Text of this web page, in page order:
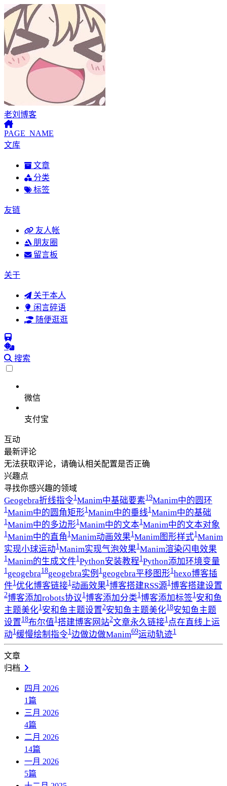
老刘博客
PAGE_NAME
文库
文章
分类
标签
友链
友人帐
朋友圈
留言板
关于
关于本人
闲言碎语
随便逛逛
搜索
微信
支付宝
互动
最新评论
无法获取评论，请确认相关配置是否正确
兴趣点
寻找你感兴趣的领域
Geogebra折线指令1Manim中基础要素19Manim中的圆环
1Manim中的圆角矩形1Manim中的垂线1Manim中的基础
1Manim中的多边形1Manim中的文本1Manim中的文本对象
1Manim中的直角 1Manim动画效果1Manim图形样式1Manim
实现小球运动1Manim实现气泡效果1Manim渲染闪电效果
1Manim的生成文件1Python安装教程1Python添加环境变量
1geogebra18geogebra实例 1geogebra平移图形1hexo博客插
件1优化博客链接1动画效果1博客搭建RSS源1博客搭建设置
2博客添加robots协议 1博客添加分类1博客添加标签1安和鱼
主题美化1安和鱼主题设置2安知鱼主题美化18安知鱼主题
设置18布尔值1搭建博客网站2文章永久链接1点在直线上运
动1缓慢绘制指令1边做边做Manim69运动轨迹1
文章
归档
四月 2026
1篇
三月 2026
4篇
二月 2026
14篇
一月 2026
5篇